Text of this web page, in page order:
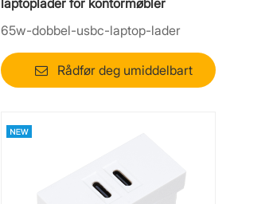
65w-dobbel-usbc-laptop-lader
Rådfør deg umiddelbart